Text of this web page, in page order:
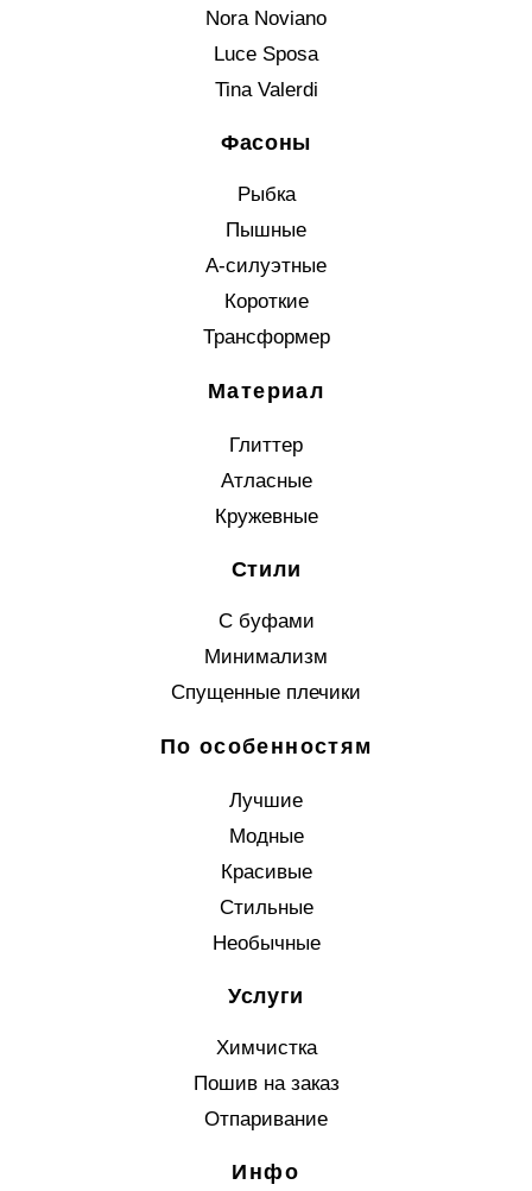
Nora Noviano
Luce Sposa
Tina Valerdi
Фасоны
Рыбка
Пышные
А-силуэтные
Короткие
Трансформер
Материал
Глиттер
Атласные
Кружевные
Стили
С буфами
Минимализм
Спущенные плечики
По особенностям
Лучшие
Модные
Красивые
Стильные
Необычные
Услуги
Химчистка
Пошив на заказ
Отпаривание
Инфо